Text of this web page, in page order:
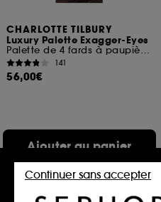
CHARLOTTE TILBURY
Luxury Palette Exagger-Eyes
Palette de 4 fards à paupières
141
56,00€
Ajouter au panier
Continuer sans accepter